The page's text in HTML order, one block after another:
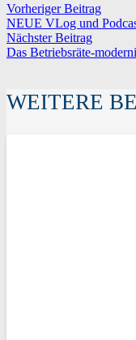
Vorheriger Beitrag
NEUE VLog und
Nächster Beitrag
Das Betriebsräte-
WEITERE